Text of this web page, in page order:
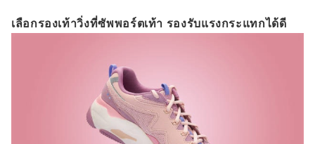
เลือกรองเท้าวิ่งที่ซัพพอร์ตเท้า รองรับแรงกระแทกได้ดี